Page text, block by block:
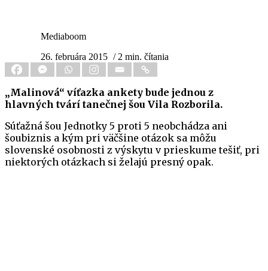
Mediaboom
26. februára 2015 / 2 min. čítania
„Malinová“ víťazka ankety bude jednou z
hlavných tvárí tanečnej šou Vila Rozborila.
Súťažná šou Jednotky 5 proti 5 neobchádza ani
šoubiznis a kým pri väčšine otázok sa môžu
slovenské osobnosti z výskytu v prieskume tešiť, pri
niektorých otázkach si želajú presný opak.